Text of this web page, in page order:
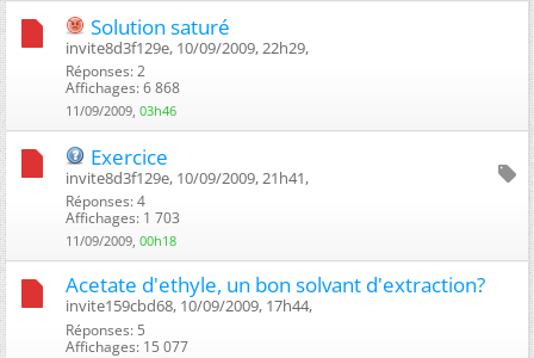
Solution saturé
invite8d3f129e, 10/09/2009, 22h29, ‎
Réponses: 2
Affichages: 6 868
11/09/2009, 03h46
Exercice
invite8d3f129e, 10/09/2009, 21h41, ‎
Réponses: 4
Affichages: 1 703
11/09/2009, 00h18
Acetate d'ethyle, un bon solvant d'extraction?
invite159cbd68, 10/09/2009, 17h44, ‎
Réponses: 5
Affichages: 15 077